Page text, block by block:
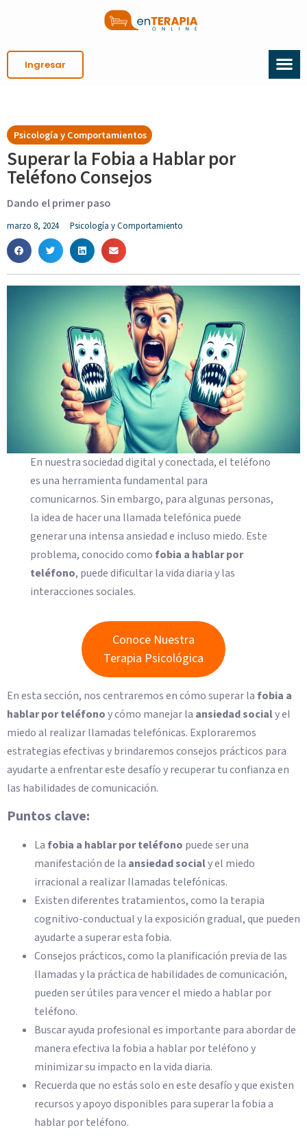
Ingresar
Psicología y Comportamientos
Superar la Fobia a Hablar por
Teléfono Consejos
Dando el primer paso
marzo 8, 2024 Psicología y Comportamiento
En nuestra sociedad digital y conectada, el teléfono
es una herramienta fundamental para
comunicarnos. Sin embargo, para algunas personas,
la idea de hacer una llamada telefónica puede
generar una intensa ansiedad e incluso miedo. Este
problema, conocido como fobia a hablar por
teléfono, puede dificultar la vida diaria y las
interacciones sociales.
Conoce Nuestra
Terapia Psicológica
En esta sección, nos centraremos en cómo superar la fobia a
hablar por teléfonoy cómo manejar la ansiedad socialy el
miedo al realizar llamadas telefónicas. Exploraremos
estrategias efectivas y brindaremos consejos prácticos para
ayudarte a enfrentar este desafío y recuperar tu confianza en
las habilidades de comunicación.
Puntos clave:
La fobia a hablar por teléfono puede ser una
manifestación de la ansiedad socialy el miedo
irracional a realizar llamadas telefónicas.
Existen diferentes tratamientos, como la terapia
cognitivo-conductual y la exposición gradual, que pueden
ayudarte a superar esta fobia.
Consejos prácticos, como la planificación previa de las
llamadas y la práctica de habilidades de comunicación,
pueden ser útiles para vencer el miedo a hablar por
teléfono.
Buscar ayuda profesional es importante para abordar de
manera efectiva la fobia a hablar por teléfono y
minimizar su impacto en la vida diaria.
Recuerda que no estás solo en este desafío y que existen
recursos y apoyo disponibles para superar la fobia a
hablar por teléfono.